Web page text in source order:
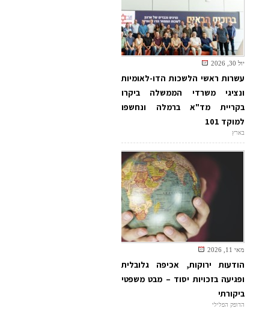
יול 30, 2026
עשרות ראשי הלשכות הדו-לאומיות
ונציגי משרדי הממשלה ביקרו
בקריית מד"א ברמלה ונחשפו
למוקד 101
בארץ
מאי 11, 2026
הודעות ירוקות, אכיפה גלובלית
ופגיעה בזכויות יסוד – מבט משפטי
ביקורתי
הדופק הפלילי